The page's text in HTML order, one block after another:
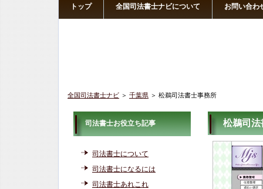
トップ 全国司法書士ナビについて お問い合わ
全国司法書士ナビ ＞ 千葉県 ＞ 松鵜司法書士事務所
松鵜司
司法書士お役立ち記事
司法書士について
司法書士になるには
司法書士あれこれ